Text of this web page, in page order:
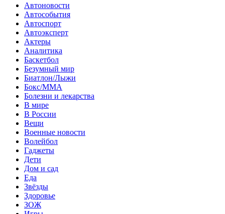
Автоновости
Автособытия
Автоспорт
Автоэксперт
Актеры
Аналитика
Баскетбол
Безумный мир
Биатлон/Лыжи
Бокс/MMA
Болезни и лекарства
В мире
В России
Вещи
Военные новости
Волейбол
Гаджеты
Дети
Дом и сад
Еда
Звёзды
Здоровье
ЗОЖ